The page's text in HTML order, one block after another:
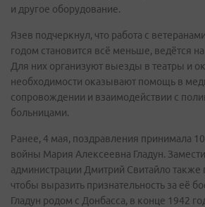
и другое оборудование.
Язев подчеркнул, что работа с
годом становится всё меньше, ведётся
Для них организуют выезды в театры и
необходимости оказывают помощь в
сопровождении и взаимодействии с
больницами.
Ранее, 4 мая, поздравления принимала
войны Мария Алексеевна Гладун.
администрации Дмитрий Свитайло также
чтобы выразить признательность за её
Гладун родом с Донбасса, в конце 1942